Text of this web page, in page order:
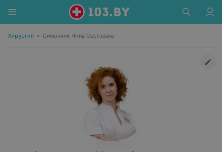
Хирургия • Симончик Нина Сергеевна